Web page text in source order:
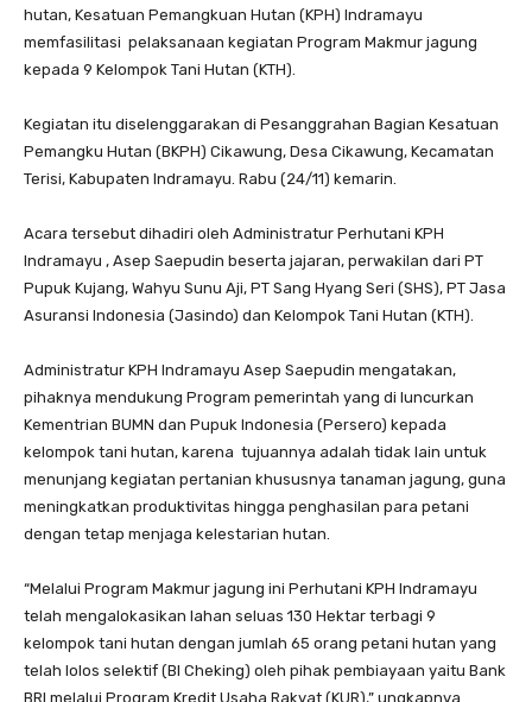
hutan, Kesatuan Pemangkuan Hutan (KPH) Indramayu
memfasilitasi pelaksanaan kegiatan Program Makmur jagung
kepada 9 Kelompok Tani Hutan (KTH).
Kegiatan itu diselenggarakan di Pesanggrahan Bagian Kesatuan
Pemangku Hutan (BKPH) Cikawung, Desa Cikawung, Kecamatan
Terisi, Kabupaten Indramayu. Rabu (24/11) kemarin.
Acara tersebut dihadiri oleh Administratur Perhutani KPH
Indramayu , Asep Saepudin beserta jajaran, perwakilan dari PT
Pupuk Kujang, Wahyu Sunu Aji, PT Sang Hyang Seri (SHS), PT Jasa
Asuransi Indonesia (Jasindo) dan Kelompok Tani Hutan (KTH).
Administratur KPH Indramayu Asep Saepudin mengatakan,
pihaknya mendukung Program pemerintah yang di luncurkan
Kementrian BUMN dan Pupuk Indonesia (Persero) kepada
kelompok tani hutan, karena tujuannya adalah tidak lain untuk
menunjang kegiatan pertanian khususnya tanaman jagung, guna
meningkatkan produktivitas hingga penghasilan para petani
dengan tetap menjaga kelestarian hutan.
“Melalui Program Makmur jagung ini Perhutani KPH Indramayu
telah mengalokasikan lahan seluas 130 Hektar terbagi 9
kelompok tani hutan dengan jumlah 65 orang petani hutan yang
telah lolos selektif (BI Cheking) oleh pihak pembiayaan yaitu Bank
BRI melalui Program Kredit Usaha Rakyat (KUR),” ungkapnya.